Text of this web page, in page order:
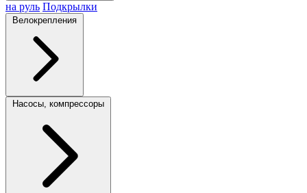
на руль Подкрылки
Велокрепления
Насосы, компрессоры